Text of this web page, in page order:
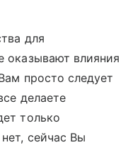
для
оказывают влияния
просто следует
делаете
только
сейчас Вы